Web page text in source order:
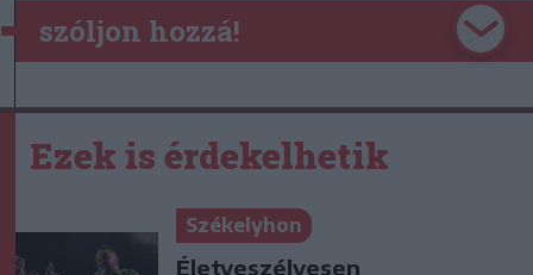
szóljon hozzá!
Ezek is érdekelhetik
Székelyhon
Életveszélyesen